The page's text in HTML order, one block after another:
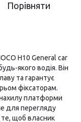
Порівняти
H10 General car
якого водія. Він
та гарантує
фіксаторам.
нахилу платформи
для перегляду
щоб власник